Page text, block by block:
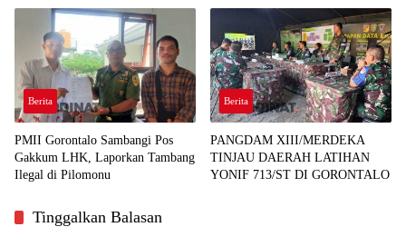
Berita
PMII Gorontalo Sambangi Pos
Gakkum LHK, Laporkan Tambang
Ilegal di Pilomonu
Berita
PANGDAM XIII/MERDEKA
TINJAU DAERAH LATIHAN
YONIF 713/ST DI GORONTALO
Tinggalkan Balasan